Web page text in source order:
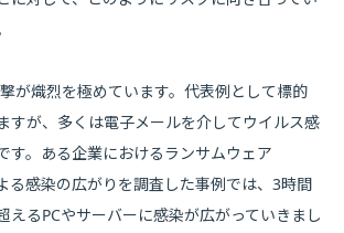
が熾烈を極めています。代表例として標的
すが、多くは電子メールを介してウイルス感
す。ある企業におけるランサムウェア
る感染の広がりを調査した事例では、3時間
えるPCやサーバーに感染が広がっていきまし